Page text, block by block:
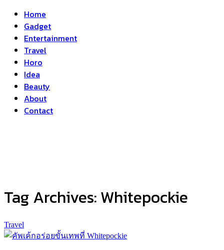
Home
Gadget
Entertainment
Travel
Horo
Idea
Beauty
About
Contact
Tag Archives:Whitepockie
Travel